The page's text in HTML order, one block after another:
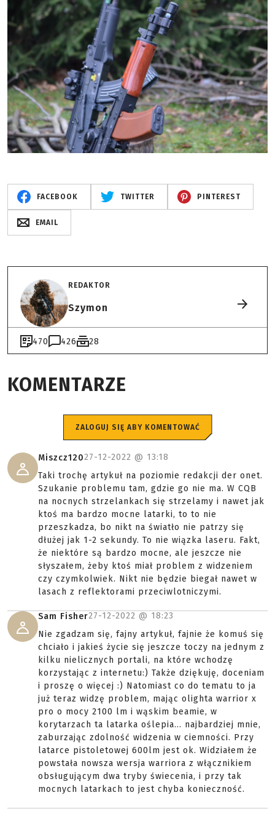
FACEBOOK TWITTER PINTEREST
EMAIL
REDAKTOR
Szymon
470 426 28
KOMENTARZE
ZALOGUJ SIĘ ABY KOMENTOWAĆ
Miszcz12027-12-2022 @ 13:18
Taki trochę artykuł na poziomie redakcji der onet.
Szukanie problemu tam, gdzie go nie ma. W CQB
na nocnych strzelankach się strzelamy i nawet jak
ktoś ma bardzo mocne latarki, to to nie
przeszkadza, bo nikt na światło nie patrzy się
dłużej jak 1-2 sekundy. To nie wiązka laseru. Fakt,
że niektóre są bardzo mocne, ale jeszcze nie
słyszałem, żeby ktoś miał problem z widzeniem
czy czymkolwiek. Nikt nie będzie biegał nawet w
lasach z reflektorami przeciwlotniczymi.
Sam Fisher27-12-2022 @ 18:23
Nie zgadzam się, fajny artykuł, fajnie że komuś się
chciało i jakieś życie się jeszcze toczy na jednym z
kilku nielicznych portali, na które wchodzę
korzystając z internetu:) Także dziękuję, doceniam
i proszę o więcej :) Natomiast co do tematu to ja
już teraz widzę problem, mając olighta warrior x
pro o mocy 2100 lm i wąskim beamie, w
korytarzach ta latarka oślepia... najbardziej mnie,
zaburzając zdolność widzenia w ciemności. Przy
latarce pistoletowej 600lm jest ok. Widziałem że
powstała nowsza wersja warriora z włącznikiem
obsługującym dwa tryby świecenia, i przy tak
mocnych latarkach to jest chyba konieczność.